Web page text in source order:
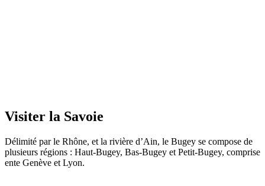
Visiter la Savoie
Délimité par le Rhône, et la rivière d’Ain, le Bugey se compose de
plusieurs régions : Haut-Bugey, Bas-Bugey et Petit-Bugey, comprise
ente Genève et Lyon.